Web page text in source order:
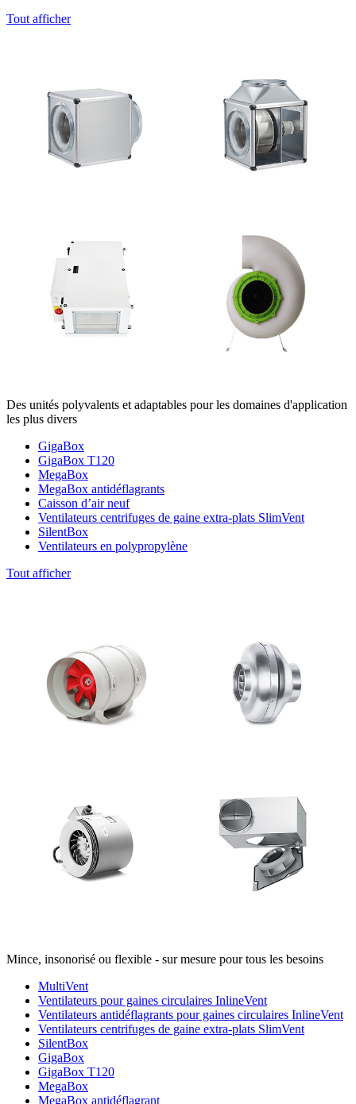
Tout afficher
Des unités polyvalents et adaptables pour les domaines d'application
les plus divers
GigaBox
GigaBox T120
MegaBox
MegaBox antidéflagrants
Caisson d’air neuf
Ventilateurs centrifuges de gaine extra-plats SlimVent
SilentBox
Ventilateurs en polypropylène
Tout afficher
Mince, insonorisé ou flexible - sur mesure pour tous les besoins
MultiVent
Ventilateurs pour gaines circulaires InlineVent
Ventilateurs antidéflagrants pour gaines circulaires InlineVent
Ventilateurs centrifuges de gaine extra-plats SlimVent
SilentBox
GigaBox
GigaBox T120
MegaBox
MegaBox antidéflagrant